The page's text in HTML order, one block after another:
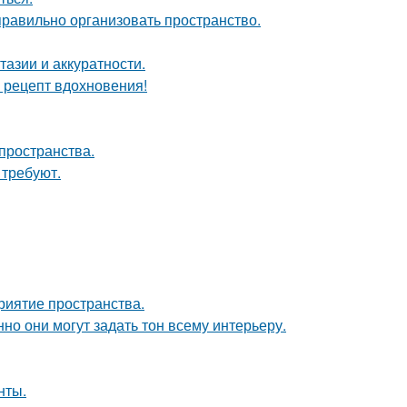
организовать пространство.
и аккуратности.
вдохновения!
пространства.
они могут задать тон всему интерьеру.